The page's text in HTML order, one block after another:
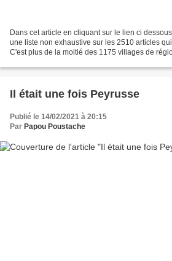
Dans cet article en cliquant sur le lien ci
une liste non exhaustive sur les 2510 articles
C'est plus de la moitié des 1175 villages de
Il était une fois Peyrusse
Publié le 14/02/2021 à 20:15
Par Papou Poustache